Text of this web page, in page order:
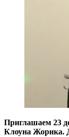
Приглашаем 23
Клоуна Жорика.